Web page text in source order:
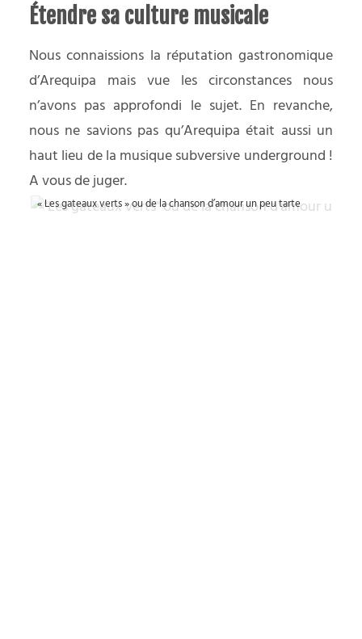
Étendre sa culture musicale
Nous connaissions la réputation gastronomique
d’Arequipa mais vue les circonstances nous
n’avons pas approfondi le sujet. En revanche,
nous ne savions pas qu’Arequipa était aussi un
haut lieu de la musique subversive underground !
A vous de juger.
« Les gateaux verts » ou de la chanson d’amour un peu tarte